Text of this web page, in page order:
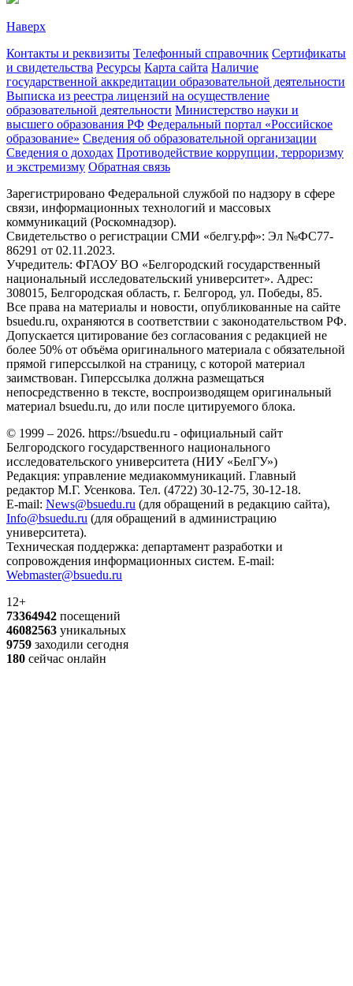
Наверх
Контакты и реквизиты Телефонный справочник Сертификаты
и свидетельства Ресурсы Карта сайта Наличие
государственной аккредитации образовательной деятельности
Выписка из реестра лицензий на осуществление
образовательной деятельности Министерствo науки и
высшего образования РФ Федеральный портал «Российское
образование» Сведения об образовательной организации
Сведения о доходах Противодействие коррупции, терроризму
и экстремизму Обратная связь
Зарегистрировано Федеральной службой по надзору в сфере
связи, информационных технологий и массовых
коммуникаций (Роскомнадзор).
Свидетельство о регистрации СМИ «белгу.рф»: Эл №ФС77-
86291 от 02.11.2023.
Учредитель: ФГАОУ ВО «Белгородский государственный
национальный исследовательский университет». Адрес:
308015, Белгородская область, г. Белгород, ул. Победы, 85.
Все права на материалы и новости, опубликованные на сайте
bsuedu.ru, охраняются в соответствии с законодательством РФ.
Допускается цитирование без согласования с редакцией не
более 50% от объёма оригинального материала с обязательной
прямой гиперссылкой на страницу, с которой материал
заимствован. Гиперссылка должна размещаться
непосредственно в тексте, воспроизводящем оригинальный
материал bsuedu.ru, до или после цитируемого блока.
© 1999 – 2026. https://bsuedu.ru - официальный сайт
Белгородского государственного национального
исследовательского университета (НИУ «БелГУ»)
Редакция: управление медиакоммуникаций. Главный
редактор М.Г. Усенкова. Тел. (4722) 30-12-75, 30-12-18.
E-mail: News@bsuedu.ru (для обращений в редакцию сайта),
Info@bsuedu.ru (для обращений в администрацию
университета).
Техническая поддержка: департамент разработки и
сопровождения информационных систем. E-mail:
Webmaster@bsuedu.ru
12+
73364942 посещений
46082563 уникальных
9759 заходили сегодня
180 сейчас онлайн